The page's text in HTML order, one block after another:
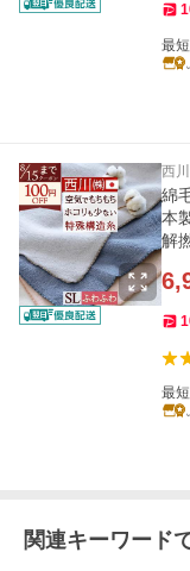
最
西川
綿
本
解
最
関連キーワード